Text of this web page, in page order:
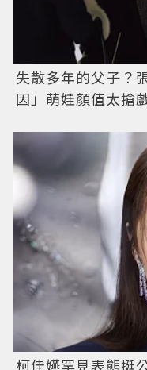
失散多年的父子？
因」萌娃顏值太搶
柯佳嬿罕見表態挺